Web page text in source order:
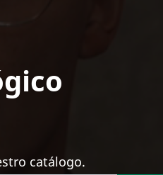
catálogo.